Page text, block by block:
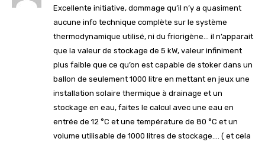
Excellente initiative, dommage qu’il n’y a quasiment
aucune info technique complète sur le système
thermodynamique utilisé, ni du friorigène… il n’apparait
que la valeur de stockage de 5 kW, valeur infiniment
plus faible que ce qu’on est capable de stoker dans un
ballon de seulement 1000 litre en mettant en jeux une
installation solaire thermique à drainage et un
stockage en eau, faites le calcul avec une eau en
entrée de 12 °C et une température de 80 °C et un
volume utilisable de 1000 litres de stockage…. ( et cela